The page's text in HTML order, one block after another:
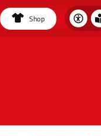
Shop